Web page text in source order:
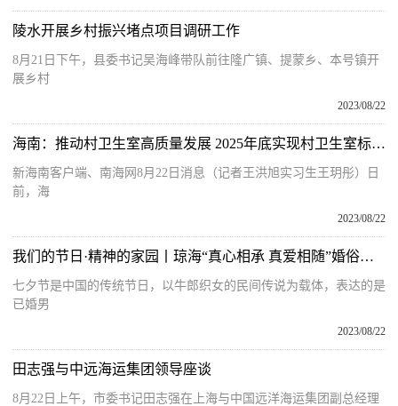
陵水开展乡村振兴堵点项目调研工作
8月21日下午，县委书记吴海峰带队前往隆广镇、提蒙乡、本号镇开
展乡村
2023/08/22
海南：推动村卫生室高质量发展 2025年底实现村卫生室标准化建设全覆盖
新海南客户端、南海网8月22日消息（记者王洪旭实习生王玥彤）日
前，海
2023/08/22
我们的节日·精神的家园丨琼海“真心相承 真爱相随”婚俗改革主题宣传周启动 提倡婚姻纯粹 婚俗文明
七夕节是中国的传统节日，以牛郎织女的民间传说为载体，表达的是
已婚男
2023/08/22
田志强与中远海运集团领导座谈
8月22日上午，市委书记田志强在上海与中国远洋海运集团副总经理